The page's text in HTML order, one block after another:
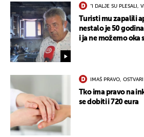
"I DALJE SU PLESALI,
Turisti mu zapalili
nestalo je 50
i ja ne možemo oka
IMAŠ PRAVO,
Tko ima pravo na
se dobiti i 720 eura